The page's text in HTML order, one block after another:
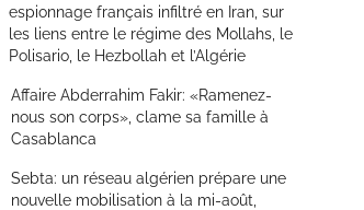
espionnage français infiltré en Iran, sur
les liens entre le régime des Mollahs, le
Polisario, le Hezbollah et l’Algérie
Affaire Abderrahim Fakir: «Ramenez-
nous son corps», clame sa famille à
Casablanca
Sebta: un réseau algérien prépare une
nouvelle mobilisation à la mi-août,